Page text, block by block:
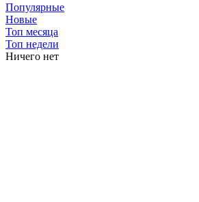
Популярные
Новые
Топ месяца
Топ недели
Ничего нет